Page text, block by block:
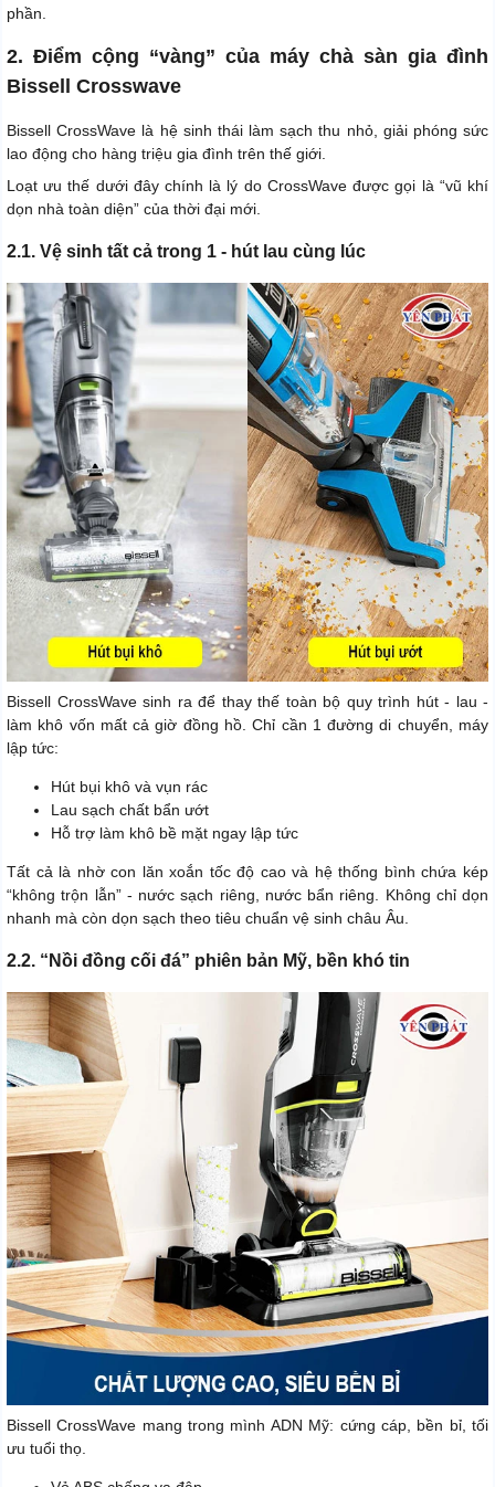
phần.
2. Điểm cộng “vàng” của máy chà sàn gia đình
Bissell Crosswave
Bissell CrossWave là hệ sinh thái làm sạch thu nhỏ, giải phóng sức
lao động cho hàng triệu gia đình trên thế giới.
Loạt ưu thế dưới đây chính là lý do CrossWave được gọi là “vũ khí
dọn nhà toàn diện” của thời đại mới.
2.1. Vệ sinh tất cả trong 1 - hút lau cùng lúc
Bissell CrossWave sinh ra để thay thế toàn bộ quy trình hút - lau -
làm khô vốn mất cả giờ đồng hồ. Chỉ cần 1 đường di chuyển, máy
lập tức:
Hút bụi khô và vụn rác
Lau sạch chất bẩn ướt
Hỗ trợ làm khô bề mặt ngay lập tức
Tất cả là nhờ con lăn xoắn tốc độ cao và hệ thống bình chứa kép
“không trộn lẫn” - nước sạch riêng, nước bẩn riêng. Không chỉ dọn
nhanh mà còn dọn sạch theo tiêu chuẩn vệ sinh châu Âu.
2.2. “Nồi đồng cối đá” phiên bản Mỹ, bền khó tin
Bissell CrossWave mang trong mình ADN Mỹ: cứng cáp, bền bỉ, tối
ưu tuổi thọ.